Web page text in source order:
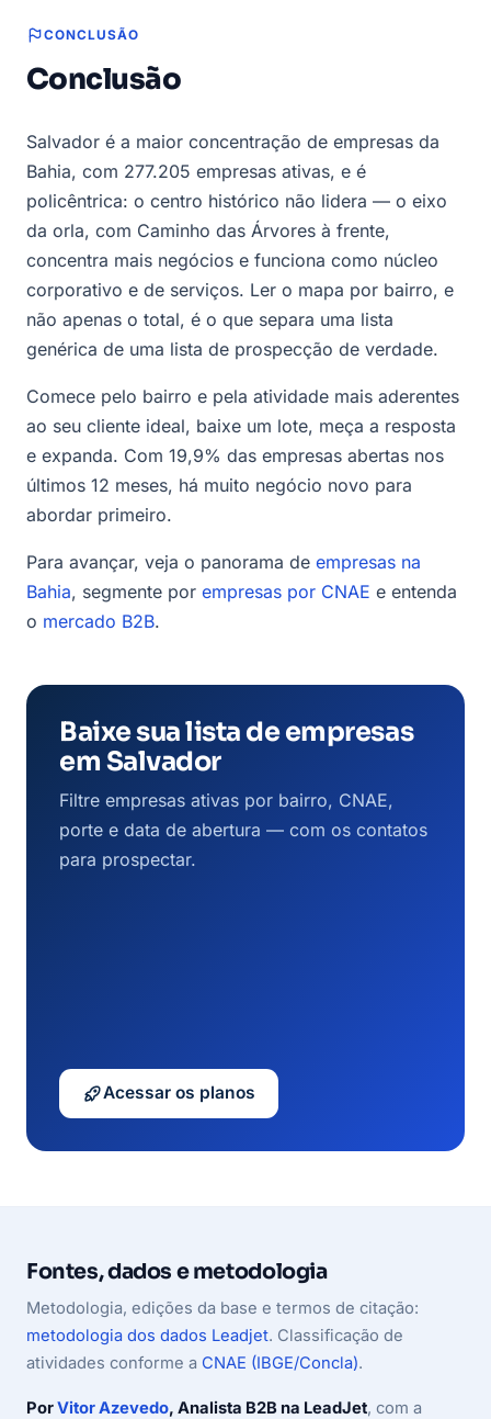
CONCLUSÃO
Conclusão
Salvador é a maior concentração de empresas da
Bahia, com 277.205 empresas ativas, e é
policêntrica: o centro histórico não lidera — o eixo
da orla, com Caminho das Árvores à frente,
concentra mais negócios e funciona como núcleo
corporativo e de serviços. Ler o mapa por bairro, e
não apenas o total, é o que separa uma lista
genérica de uma lista de prospecção de verdade.
Comece pelo bairro e pela atividade mais aderentes
ao seu cliente ideal, baixe um lote, meça a resposta
e expanda. Com 19,9% das empresas abertas nos
últimos 12 meses, há muito negócio novo para
abordar primeiro.
Para avançar, veja o panorama de empresas na
Bahia, segmente por empresas por CNAE e entenda
o mercado B2B.
Baixe sua lista de empresas
em Salvador
Filtre empresas ativas por bairro, CNAE,
porte e data de abertura — com os contatos
para prospectar.
Acessar os planos
Fontes, dados e metodologia
Metodologia, edições da base e termos de citação:
metodologia dos dados Leadjet. Classificação de
atividades conforme a CNAE (IBGE/Concla).
PorVitor Azevedo, Analista B2B na LeadJet, com a